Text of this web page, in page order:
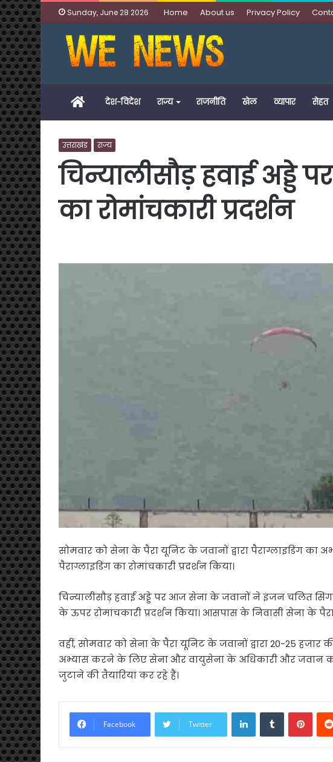
Sunday, June 28 2026 Home About us Privacy Policy
Homeदेश-विदेश राज्य राजनीति खेल व्यापार सेहत
उत्तराखंड राज्य
चिन्यालीसौड़ हवाई अड्डे
का रोमांचकारी प्रदर्शन
सोमवार को सेना के पैरा यूनिट के जवानों द्वारा पैराग्लाइडिंग
पैराग्लाइडिंग का रोमांचकारी प्रदर्शन किया।
चिन्यालीसौड़ हवाई अड्डे पर आज सेना के जवानों ने इंजन चलित
के ऊपर रोमांचकारी प्रदर्शन किया। आसपास के निवासी सेना के
वहीं, सोमवार को सेना के पैरा यूनिट के जवानों द्वारा 20-25
अभ्यास करने के लिए सेना और वायुसेना के अधिकारी और
जुटाने की तैयारियां कर रहे हैं।
Facebook Twitter
LinkedInTumblr